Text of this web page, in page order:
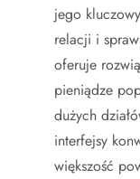
jego
relacji i
oferuje
pieniądze
dużych
interfejsy
większość